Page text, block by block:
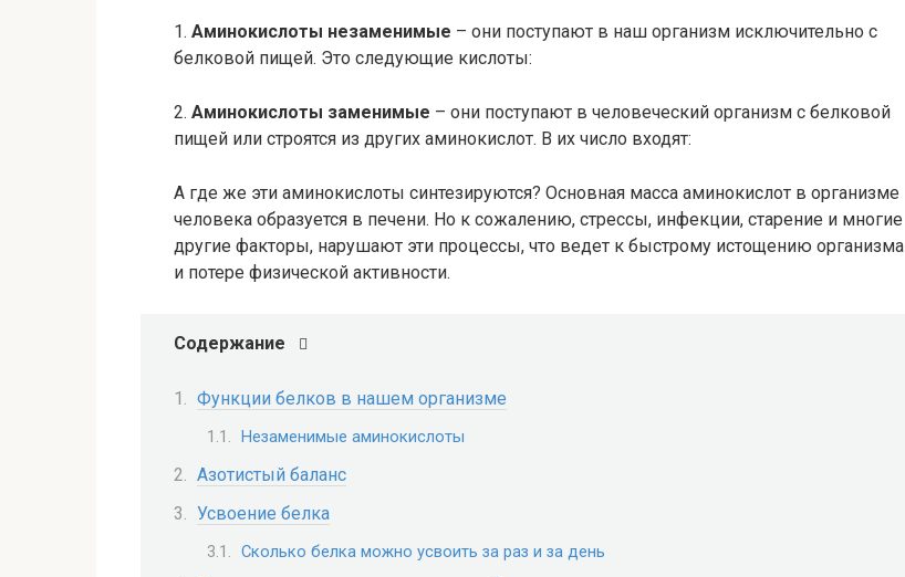
1. Аминокислоты незаменимые – они поступают в наш организм исключительно с
белковой пищей. Это следующие кислоты:
2. Аминокислоты заменимые – они поступают в человеческий организм с белковой
пищей или строятся из других аминокислот. В их число входят:
А где же эти аминокислоты синтезируются? Основная масса аминокислот в организме
человека образуется в печени. Но к сожалению, стрессы, инфекции, старение и многие
другие факторы, нарушают эти процессы, что ведет к быстрому истощению организма
и потере физической активности.
Содержание
Функции белков в нашем организме
Незаменимые аминокислоты
Азотистый баланс
Усвоение белка
Сколько белка можно усвоить за раз и за день